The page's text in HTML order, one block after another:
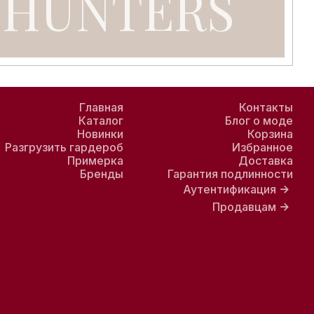
Главная
Каталог
Новинки
Разгрузить гардероб
Примерка
Бренды
Контакты
Блог о моде
Корзина
Избранное
Доставка
Гарантия подлинности
Аутентификация
Продавцам